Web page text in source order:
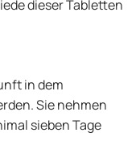
dieser Tabletten
in dem
Sie nehmen
sieben Tage